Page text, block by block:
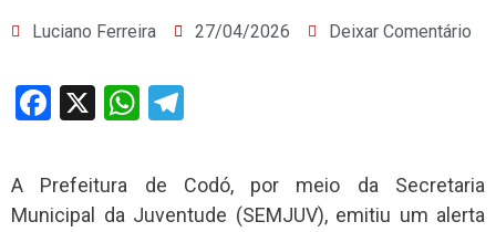
Luciano Ferreira 27/04/2026 Deixar Comentário
Facebook
X WhatsApp
A Prefeitura de Codó, por meio da Secretaria
Municipal da Juventude (SEMJUV), emitiu um alerta